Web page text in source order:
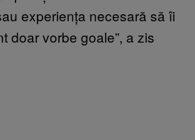
experiența necesară să îi
doar vorbe goale”, a zis